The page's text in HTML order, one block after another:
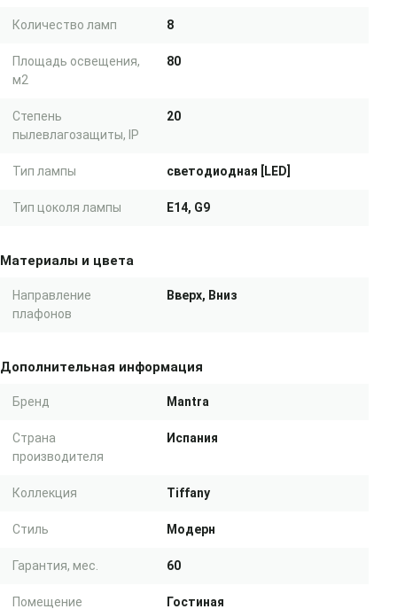
Количество ламп 8
Площадь освещения,
м2
80
Степень
пылевлагозащиты, IP
20
Тип лампы светодиодная [LED]
Тип цоколя лампы E14, G9
Материалы и цвета
Направление
плафонов
Вверх, Вниз
Дополнительная информация
Бренд Mantra
Страна
производителя
Испания
Коллекция Tiffany
Стиль Модерн
Гарантия, мес. 60
Помещение Гостиная